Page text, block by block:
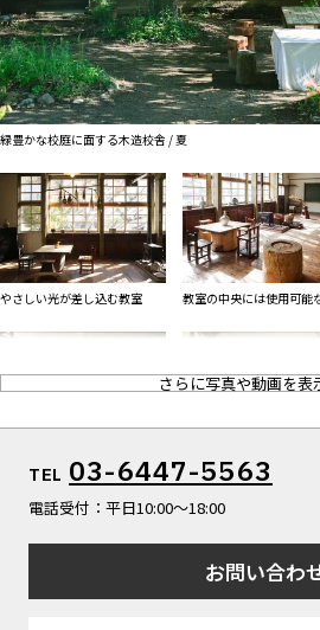
SIZE&PRICE
広さと利用料金で探す
ALL FILTER
すべての選択肢からスタジオを探す
スタジオ一覧
マップから探す
お気に入り
特集
[R]studioについて
お知らせ
掲載のお問い合わせ
緑豊かな校庭に面する木造校舎 / 夏
やさしい光が差し込む教室 教室の中央には使用可能
実際に使われていた黒板があり
学校シーンの撮影が可能
教室内の小物などを移動す
とも
さらに写真や動画を表
TEL 03-6447-5563
電話受付：平日10:00〜18:00
お問い合わ